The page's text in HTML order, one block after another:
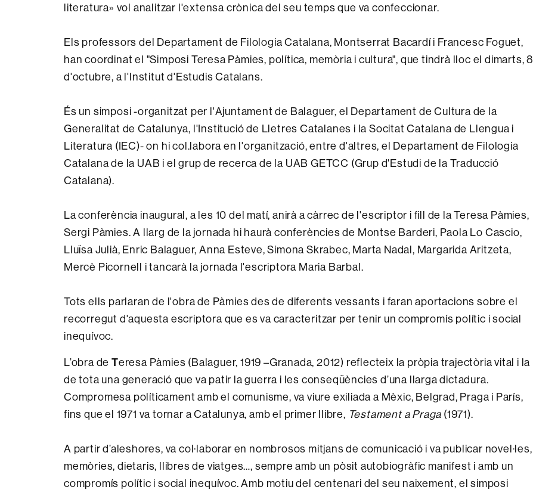
literatura» vol analitzar l'extensa crònica del seu temps que va confeccionar.
Els professors del Departament de Filologia Catalana, Montserrat Bacardí i Francesc Foguet,
han coordinat el "Simposi Teresa Pàmies, política, memòria i cultura", que tindrà lloc el dimarts, 8
d'octubre, a l'Institut d'Estudis Catalans.
És un simposi -organitzat per l'Ajuntament de Balaguer, el Departament de Cultura de la
Generalitat de Catalunya, l'Institució de Lletres Catalanes i la Socitat Catalana de Llengua i
Literatura (IEC)- on hi col.labora en l'organització, entre d'altres, el Departament de Filologia
Catalana de la UAB i el grup de recerca de la UAB GETCC (Grup d'Estudi de la Traducció
Catalana).
La conferència inaugural, a les 10 del matí, anirà a càrrec de l'escriptor i fill de la Teresa Pàmies,
Sergi Pàmies. A llarg de la jornada hi haurà conferències de Montse Barderi, Paola Lo Cascio,
Lluïsa Julià, Enric Balaguer, Anna Esteve, Simona Skrabec, Marta Nadal, Margarida Aritzeta,
Mercè Picornell i tancarà la jornada l'escriptora Maria Barbal.
Tots ells parlaran de l'obra de Pàmies des de diferents vessants i faran aportacions sobre el
recorregut d'aquesta escriptora que es va caracteritzar per tenir un compromís polític i social
inequívoc.
L’obra de Teresa Pàmies (Balaguer, 1919 –Granada, 2012) reflecteix la pròpia trajectòria vital i la
de tota una generació que va patir la guerra i les conseqüències d’una llarga dictadura.
Compromesa políticament amb el comunisme, va viure exiliada a Mèxic, Belgrad, Praga i París,
fins que el 1971 va tornar a Catalunya, amb el primer llibre, Testament a Praga (1971).
A partir d’aleshores, va col·laborar en nombrosos mitjans de comunicació i va publicar novel·les,
memòries, dietaris, llibres de viatges…, sempre amb un pòsit autobiogràfic manifest i amb un
compromís polític i social inequívoc. Amb motiu del centenari del seu naixement, el simposi